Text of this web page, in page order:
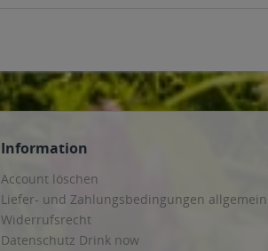
Information
Account löschen
Liefer- und Zahlungsbedingungen allgemein
Widerrufsrecht
Datenschutz Drink now